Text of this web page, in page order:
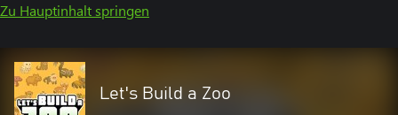
Zu Hauptinhalt springen
Let's Build a Zoo